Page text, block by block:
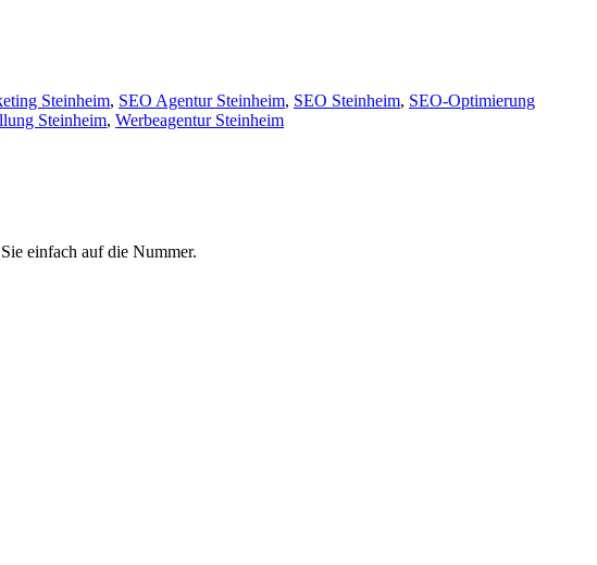
Steinheim, SEO Agentur Steinheim, SEO Steinheim, SEO-Optimierung
Steinheim, Werbeagentur Steinheim
einfach auf die Nummer.